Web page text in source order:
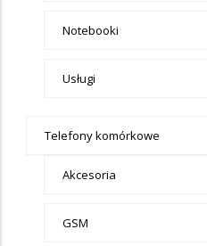
Notebooki
Usługi
Telefony komórkowe
Akcesoria
GSM